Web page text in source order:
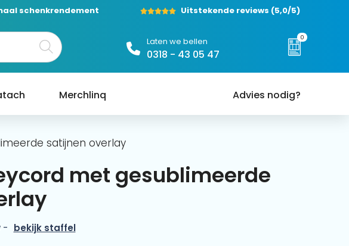
schenkrendement Uitstekende reviews (5,0/5)
Laten we bellen
0318 - 43 05 47
0
Merchlinq Advies nodig?
satijnen overlay
met gesublimeerde
- bekijk staffel